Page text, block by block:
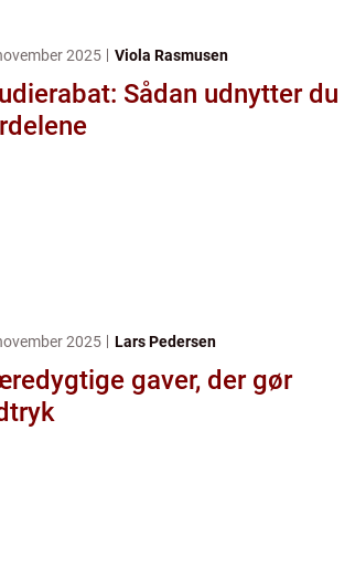
2025 Viola Rasmusen
Sådan udnytter du
2025 Lars Pedersen
gaver, der gør